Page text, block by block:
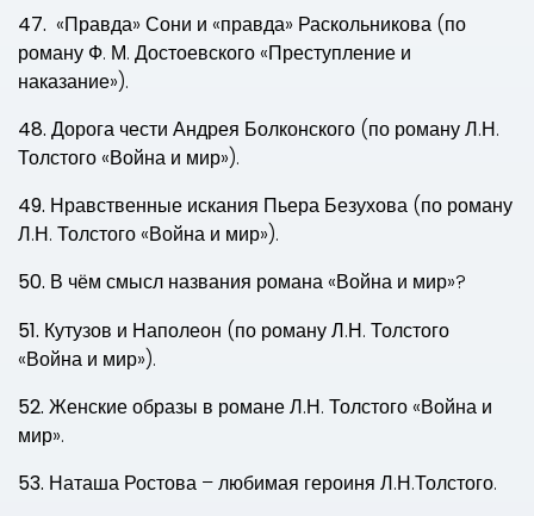
47. «Правда» Сони и «правда» Раскольникова (по
роману Ф. М. Достоевского «Преступление и
наказание»).
48. Дорога чести Андрея Болконского (по роману Л.Н.
Толстого «Война и мир»).
49. Нравственные искания Пьера Безухова (по роману
Л.Н. Толстого «Война и мир»).
50. В чём смысл названия романа «Война и мир»?
51. Кутузов и Наполеон (по роману Л.Н. Толстого
«Война и мир»).
52. Женские образы в романе Л.Н. Толстого «Война и
мир».
53. Наташа Ростова – любимая героиня Л.Н.Толстого.